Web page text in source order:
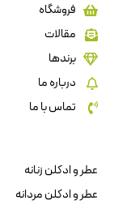
فروشگاه
مقالات
برندها
درباره ما
تماس با ما
عطر و ادکلن زنانه
عطر و ادکلن مردانه